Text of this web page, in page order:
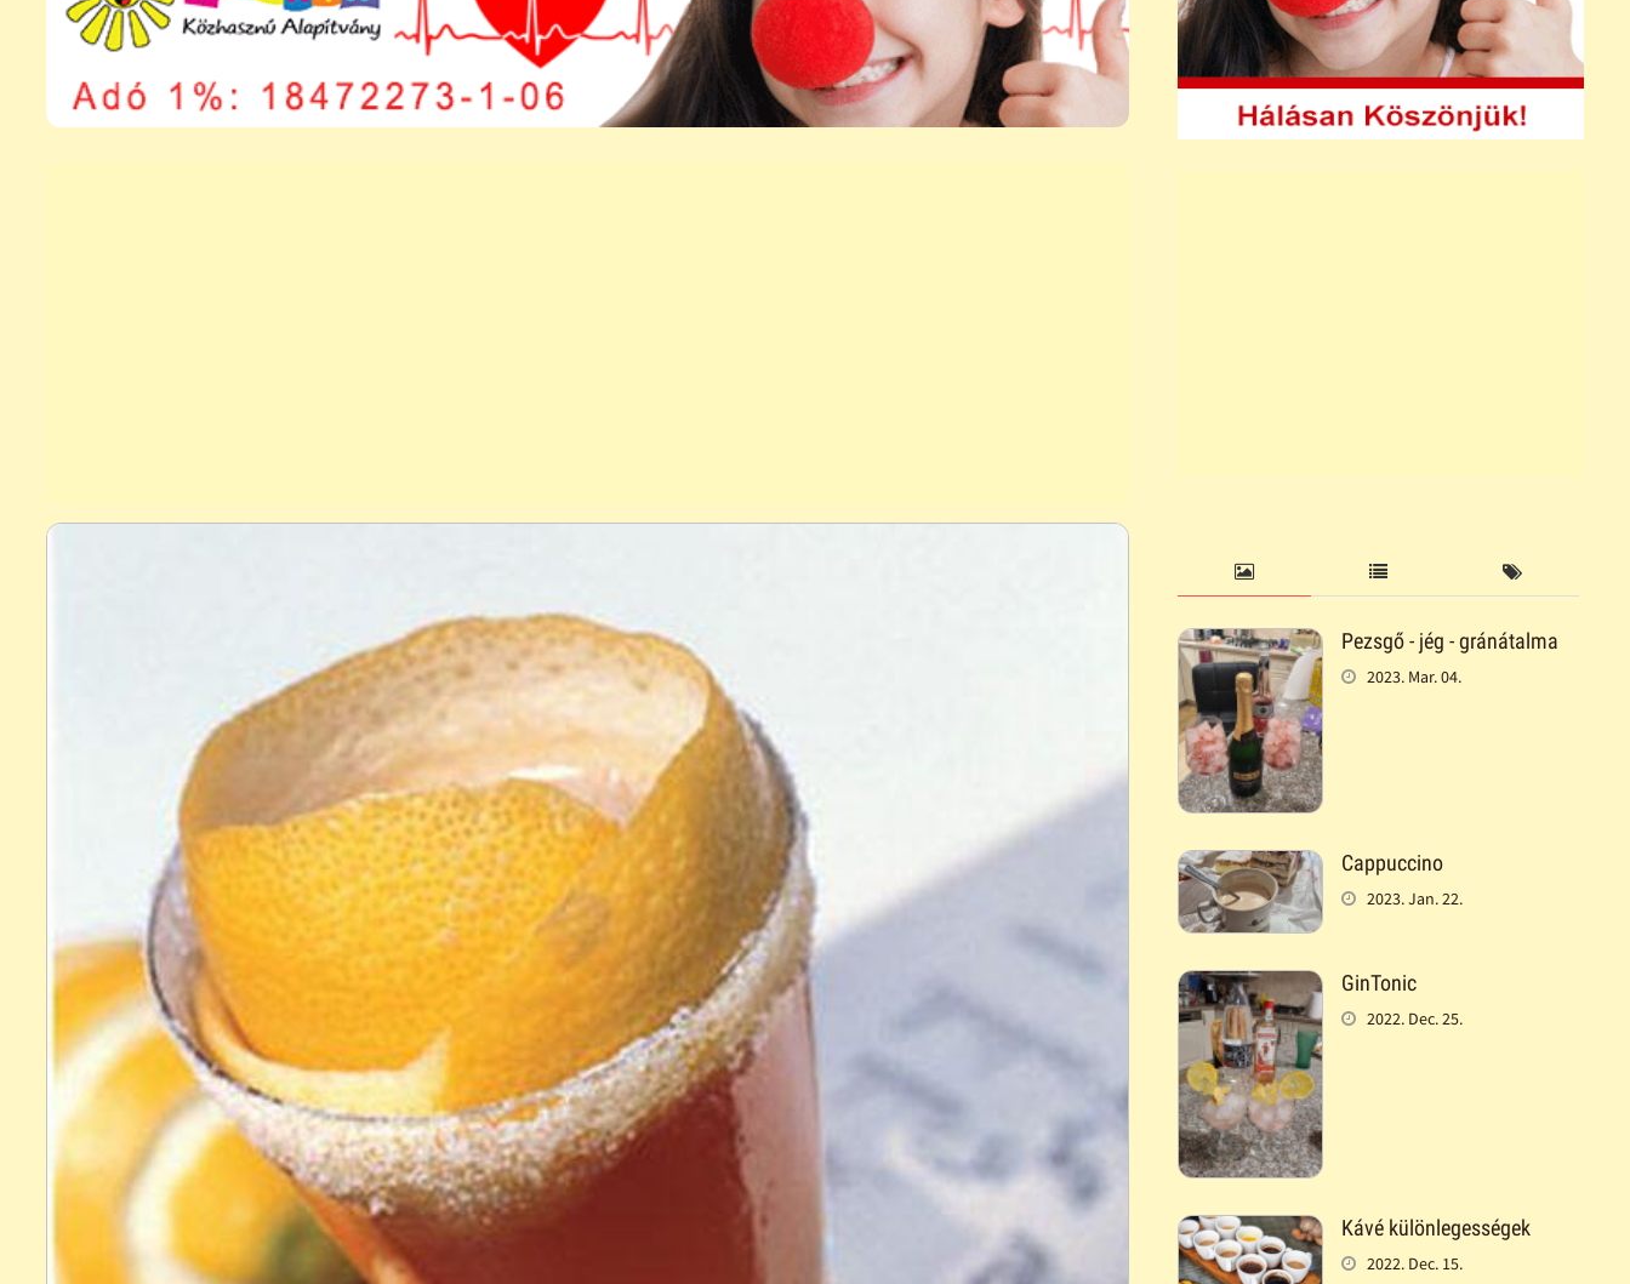
Pezsgő - jég - gránátalma
2023. Mar. 04.
Cappuccino
2023. Jan. 22.
GinTonic
2022. Dec. 25.
Kávé különlegességek
2022. Dec. 15.